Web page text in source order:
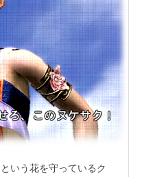
いう花を守っているク